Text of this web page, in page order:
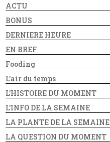
ACTU
BONUS
DERNIERE HEURE
EN BREF
Fooding
L'air du temps
L'HISTOIRE DU MOMENT
L'INFO DE LA SEMAINE
LA PLANTE DE LA SEMAINE
LA QUESTION DU MOMENT